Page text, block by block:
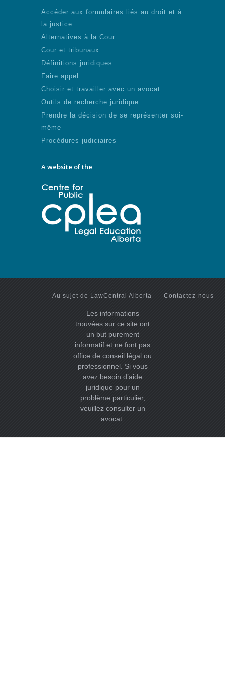
Accéder aux formulaires liés au droit et à
la justice
Alternatives à la Cour
Cour et tribunaux
Définitions juridiques
Faire appel
Choisir et travailler avec un avocat
Outils de recherche juridique
Prendre la décision de se représenter soi-
même
Procédures judiciaires
A website of the
Au sujet de LawCentral Alberta Contactez-nous
Les informations
trouvées sur ce site ont
un but purement
informatif et ne font pas
office de conseil légal ou
professionnel. Si vous
avez besoin d’aide
juridique pour un
problème particulier,
veuillez consulter un
avocat.